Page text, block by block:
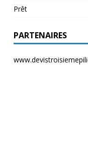
Prêt
PARTENAIRES